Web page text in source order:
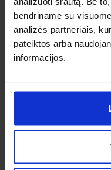
bendriname su
analizės partneriais,
pateiktos arba
informacijos.